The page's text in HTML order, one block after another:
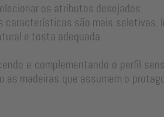
os atributos desejados.
características são mais
e tosta adequada.
e complementando o perfil
madeiras que assumem o